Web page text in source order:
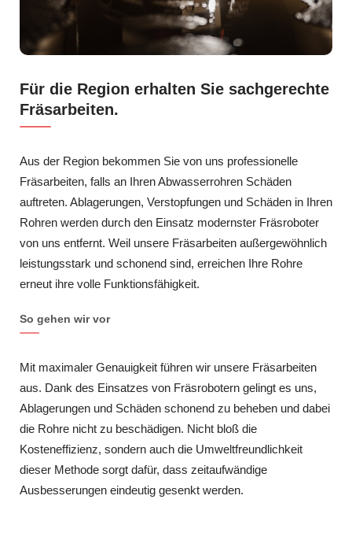
Für die Region erhalten Sie sachgerechte
Fräsarbeiten.
Aus der Region bekommen Sie von uns professionelle
Fräsarbeiten, falls an Ihren Abwasserrohren Schäden
auftreten. Ablagerungen, Verstopfungen und Schäden in Ihren
Rohren werden durch den Einsatz modernster Fräsroboter
von uns entfernt. Weil unsere Fräsarbeiten außergewöhnlich
leistungsstark und schonend sind, erreichen Ihre Rohre
erneut ihre volle Funktionsfähigkeit.
So gehen wir vor
Mit maximaler Genauigkeit führen wir unsere Fräsarbeiten
aus. Dank des Einsatzes von Fräsrobotern gelingt es uns,
Ablagerungen und Schäden schonend zu beheben und dabei
die Rohre nicht zu beschädigen. Nicht bloß die
Kosteneffizienz, sondern auch die Umweltfreundlichkeit
dieser Methode sorgt dafür, dass zeitaufwändige
Ausbesserungen eindeutig gesenkt werden.